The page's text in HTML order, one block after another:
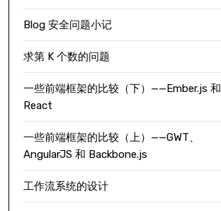
Blog 安全问题小记
求第 K 个数的问题
一些前端框架的比较（下）——Ember.js 和
React
一些前端框架的比较（上）——GWT、
AngularJS 和 Backbone.js
工作流系统的设计